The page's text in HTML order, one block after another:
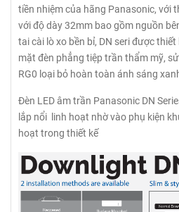
tiền nhiệm của hãng Panasonic, với
với độ dày 32mm bao gồm nguồn
tai cài lò xo bền bỉ, DN seri được
mặt đèn phẳng tiệp trần thẩm mỹ,
RG0 loại bỏ hoàn toàn ánh sáng
Đèn LED âm trần Panasonic DN
lắp nổi linh hoạt nhờ vào phụ kiện
hoạt trong thiết kế